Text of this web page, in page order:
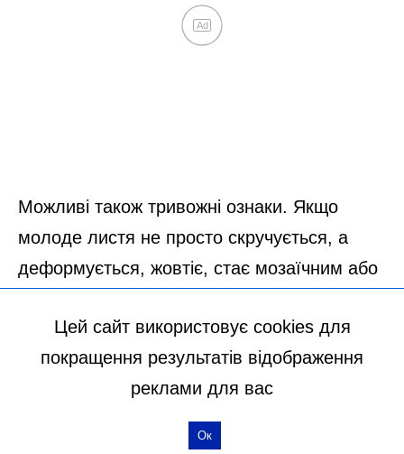
Цей сайт використовує cookies для
покращення результатів відображення
реклами для вас
Ок